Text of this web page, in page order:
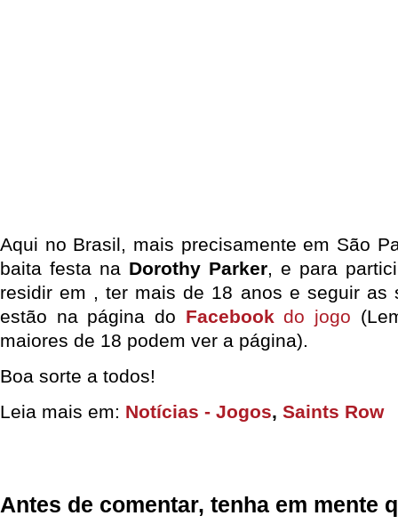
Aqui no Brasil, mais precisamente em São
baita festa na Dorothy Parker, e para
residir em , ter mais de 18 anos e seguir as
estão na página do Facebook do jogo
maiores de 18 podem ver a página).
Boa sorte a todos!
Leia mais em: Notícias - Jogos, Saints Row
Antes de comentar, tenha em mente